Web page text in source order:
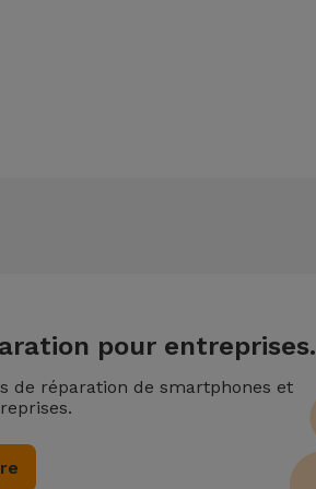
pour entreprises.
de réparation de smartphones et